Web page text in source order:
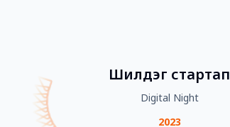
Шилдэг стартап
Digital Night
2023